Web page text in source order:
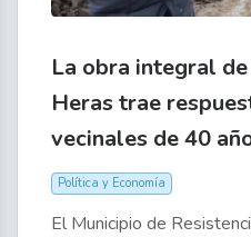
La obra integral
Heras trae
vecinales de 40
Política y Economía
El Municipio de